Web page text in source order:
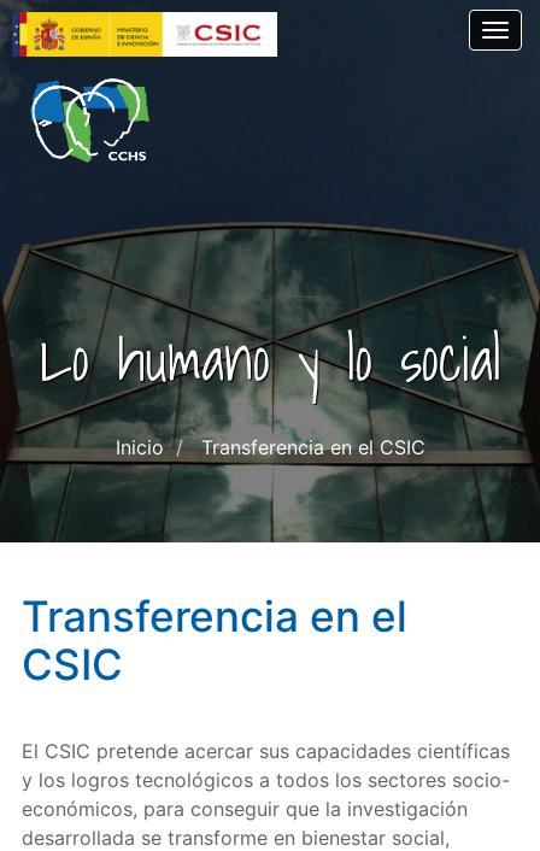
Pasar
al
contenido
principal
Lo humano y lo social
Inicio Transferencia en el CSIC
Transferencia en el
CSIC
El CSIC pretende acercar sus capacidades científicas
y los logros tecnológicos a todos los sectores socio-
económicos, para conseguir que la investigación
desarrollada se transforme en bienestar social,